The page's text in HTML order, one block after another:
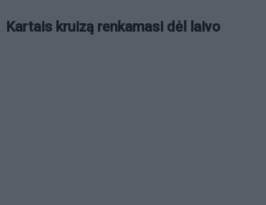
Kartais kruizą renkamasi dėl laivo